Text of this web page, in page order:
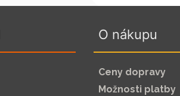
O nákupu
Ceny dopravy
Možnosti platby